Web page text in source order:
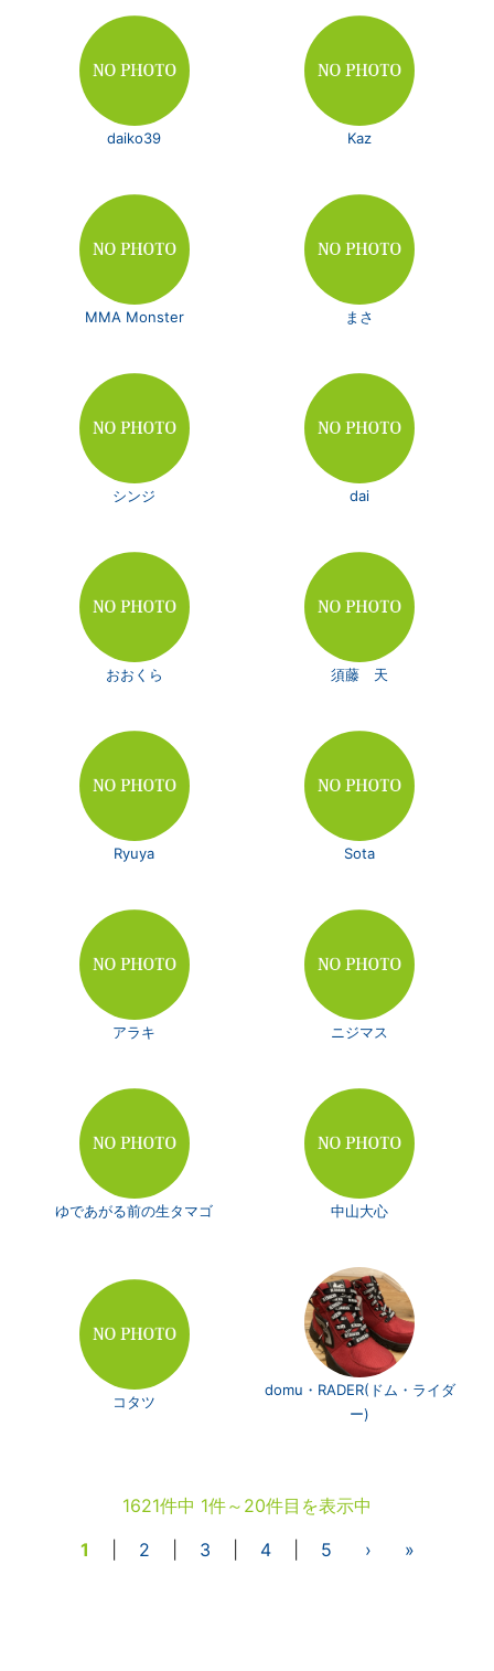
daiko39 Kaz
MMA Monster まさ
シンジ dai
おおくら 須藤 天
Ryuya Sota
アラキ ニジマス
ゆであがる前の生タマゴ 中山大心
コタツ
domu・RADER(ドム・ライダ
ー)
1621件中 1件～20件目を表示中
1
2 3 4| 5 › »